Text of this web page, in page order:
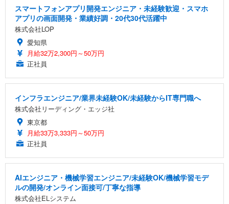
スマートフォンアプリ開発エンジニア・未経験歓迎・スマホ
アプリの画面開発・業績好調・20代30代活躍中
株式会社LOP
愛知県
月給32万2,300円～50万円
正社員
インフラエンジニア/業界未経験OK/未経験からIT専門職へ
株式会社リーディング・エッジ社
東京都
月給33万3,333円～50万円
正社員
AIエンジニア・機械学習エンジニア/未経験OK/機械学習モデ
ルの開発/オンライン面接可/丁寧な指導
株式会社ELシステム